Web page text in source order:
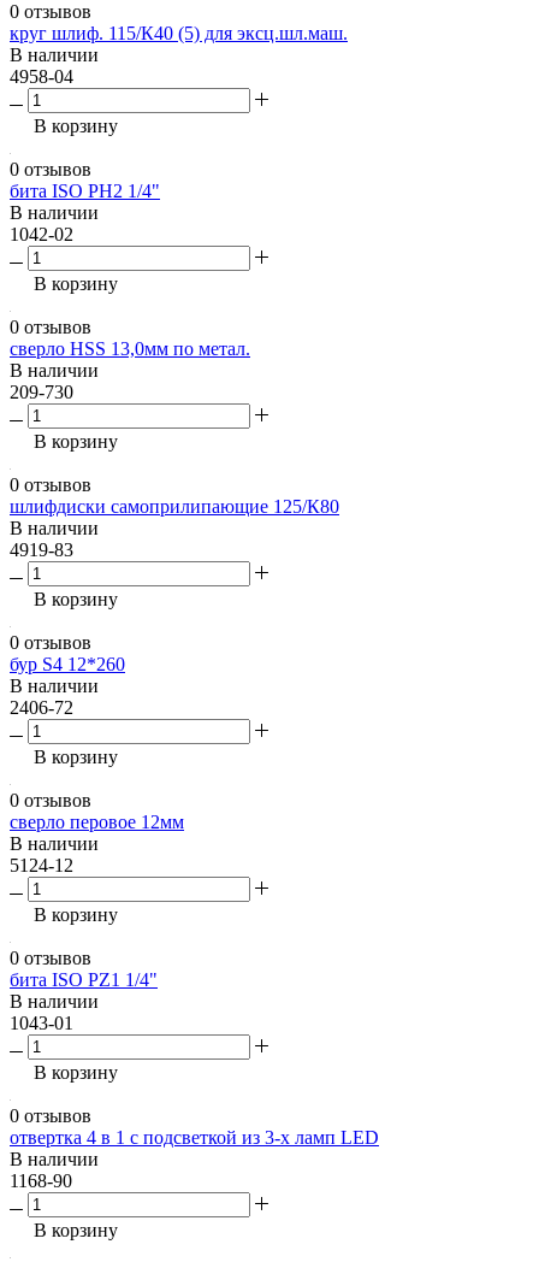
0 отзывов
круг шлиф. 115/К40 (5) для эксц.шл.маш.
В наличии
4958-04
В корзину
0 отзывов
бита ISO PH2 1/4"
В наличии
1042-02
В корзину
0 отзывов
сверло HSS 13,0мм по метал.
В наличии
209-730
В корзину
0 отзывов
шлифдиски самоприлипающие 125/К80
В наличии
4919-83
В корзину
0 отзывов
бур S4 12*260
В наличии
2406-72
В корзину
0 отзывов
сверло перовое 12мм
В наличии
5124-12
В корзину
0 отзывов
бита ISO PZ1 1/4"
В наличии
1043-01
В корзину
0 отзывов
отвертка 4 в 1 с подсветкой из 3-х ламп LED
В наличии
1168-90
В корзину